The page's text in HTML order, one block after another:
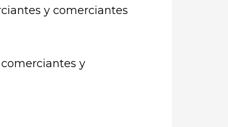
y comerciantes
y